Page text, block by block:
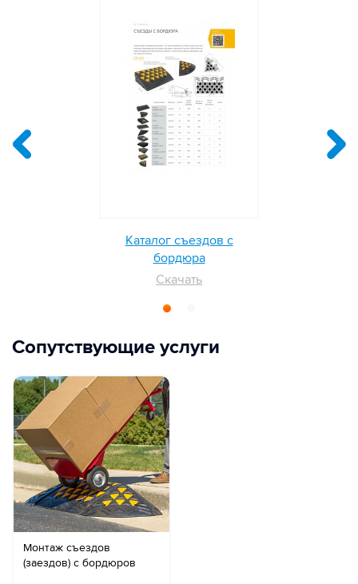
Каталог съездов с
бордюра
Скачать
Сопутствующие услуги
Монтаж съездов
(заездов) с бордюров